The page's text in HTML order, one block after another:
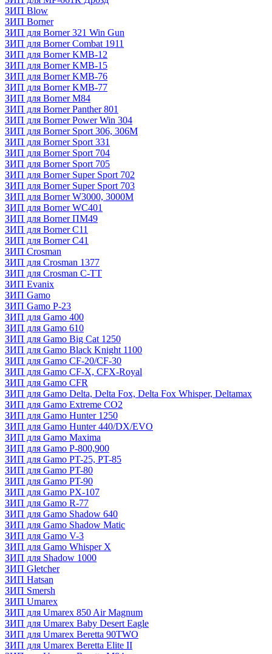
ЗИП Blow
ЗИП Borner
ЗИП для Borner 321 Win Gun
ЗИП для Borner Combat 1911
ЗИП для Borner KMB-12
ЗИП для Borner KMB-15
ЗИП для Borner KMB-76
ЗИП для Borner KMB-77
ЗИП для Borner M84
ЗИП для Borner Panther 801
ЗИП для Borner Power Win 304
ЗИП для Borner Sport 306, 306M
ЗИП для Borner Sport 331
ЗИП для Borner Sport 704
ЗИП для Borner Sport 705
ЗИП для Borner Super Sport 702
ЗИП для Borner Super Sport 703
ЗИП для Borner W3000, 3000М
ЗИП для Borner WC401
ЗИП для Borner ПМ49
ЗИП для Borner С11
ЗИП для Borner С41
ЗИП Crosman
ЗИП для Crosman 1377
ЗИП для Crosman C-TT
ЗИП Evanix
ЗИП Gamo
ЗИП Gamo P-23
ЗИП для Gamo 400
ЗИП для Gamo 610
ЗИП для Gamo Big Cat 1250
ЗИП для Gamo Black Knight 1100
ЗИП для Gamo CF-20/CF-30
ЗИП для Gamo CF-X, CFX-Royal
ЗИП для Gamo CFR
ЗИП для Gamo Delta, Delta Fox, Delta Fox Whisper, Deltamax
ЗИП для Gamo Extreme CO2
ЗИП для Gamo Hunter 1250
ЗИП для Gamo Hunter 440/DX/EVO
ЗИП для Gamo Maxima
ЗИП для Gamo P-800,900
ЗИП для Gamo PT-25, PT-85
ЗИП для Gamo PT-80
ЗИП для Gamo PT-90
ЗИП для Gamo PX-107
ЗИП для Gamo R-77
ЗИП для Gamo Shadow 640
ЗИП для Gamo Shadow Matic
ЗИП для Gamo V-3
ЗИП для Gamo Whisper X
ЗИП для Shadow 1000
ЗИП Gletcher
ЗИП Hatsan
ЗИП Smersh
ЗИП Umarex
ЗИП для Umarex 850 Air Magnum
ЗИП для Umarex Baby Desert Eagle
ЗИП для Umarex Beretta 90TWO
ЗИП для Umarex Beretta Elite II